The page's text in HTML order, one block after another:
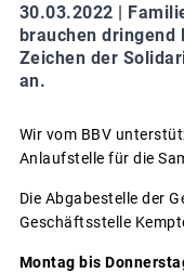
30.03.2022 |
brauchen dringend
Zeichen der
an.
Wir vom BBV
Anlaufstelle für die
Die Abgabestelle der
Geschäftsstelle
Montag bis